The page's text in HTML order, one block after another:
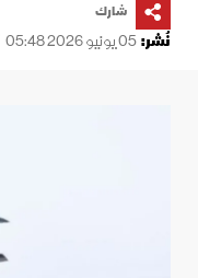
شارك
نُشر:05 يونيو 2026 05:48